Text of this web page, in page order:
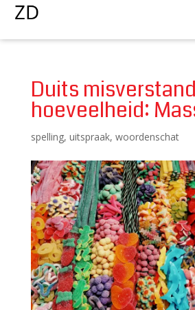
Duits
hoeveelheid:
spelling, uitspraak, woordenschat